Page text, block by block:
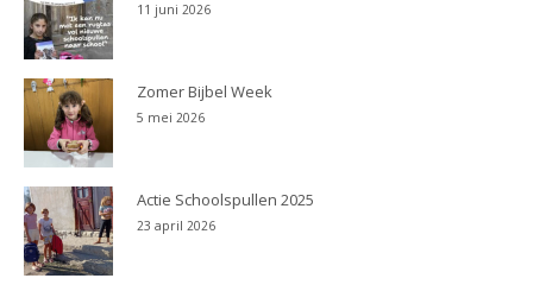
11 juni 2026
Zomer Bijbel Week
5 mei 2026
Actie Schoolspullen 2025
23 april 2026